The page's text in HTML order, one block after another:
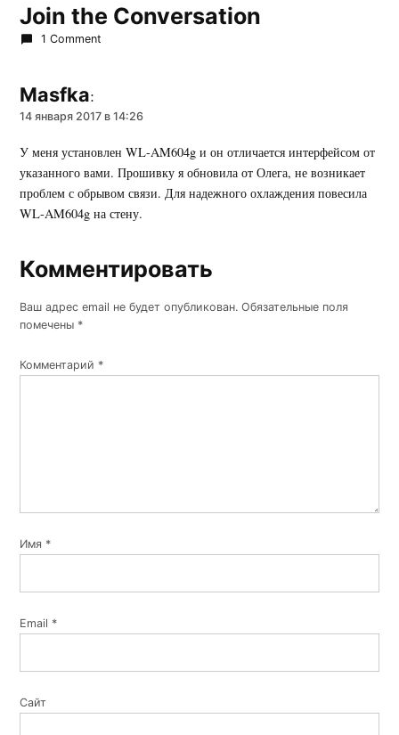
Join the Conversation
1 Comment
Masfka:
14 января 2017 в 14:26
У меня установлен WL-AM604g и он отличается интерфейсом от
указанного вами. Прошивку я обновила от Олега, не возникает
проблем с обрывом связи. Для надежного охлаждения повесила
WL-AM604g на стену.
Комментировать
Ваш адрес email не будет опубликован. Обязательные поля
помечены *
Комментарий *
Имя *
Email *
Сайт
Комментировать